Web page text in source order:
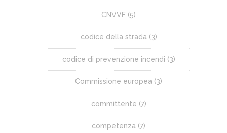
CNVVF (5)
codice della strada(3)
codice di prevenzione incendi (3)
Commissione europea (3)
committente (7)
competenza (7)